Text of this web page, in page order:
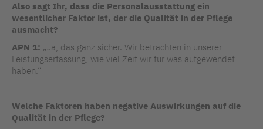
Also sagt Ihr, dass die Personalausstattung ein
wesentlicher Faktor ist, der die Qualität in der Pflege
ausmacht?
APN 1: „Ja, das ganz sicher. Wir betrachten in unserer
Leistungserfassung, wie viel Zeit wir für was aufgewendet
haben.“
Welche Faktoren haben negative Auswirkungen auf die
Qualität in der Pflege?